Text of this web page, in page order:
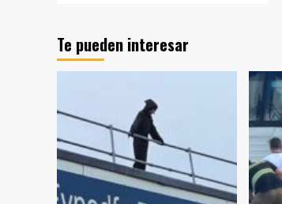
Te pueden interesar